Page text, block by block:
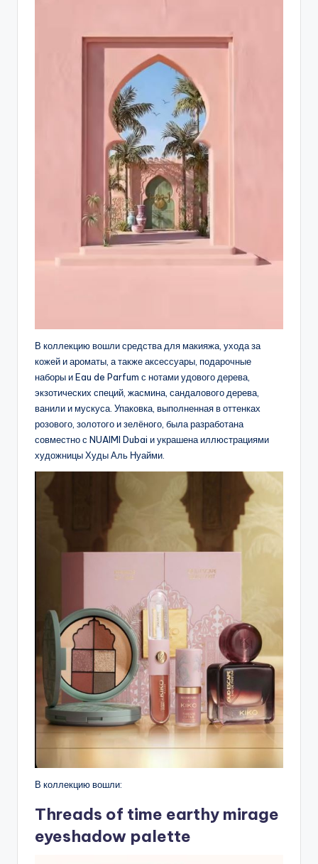
В коллекцию вошли средства для макияжа, ухода за
кожей и ароматы, а также аксессуары, подарочные
наборы и Eau de Parfum с нотами удового дерева,
экзотических специй, жасмина, сандалового дерева,
ванили и мускуса. Упаковка, выполненная в оттенках
розового, золотого и зелёного, была разработана
совместно с NUAIMI Dubai и украшена иллюстрациями
художницы Худы Аль Нуайми.
В коллекцию вошли:
Threads of time earthy mirage
eyeshadow palette